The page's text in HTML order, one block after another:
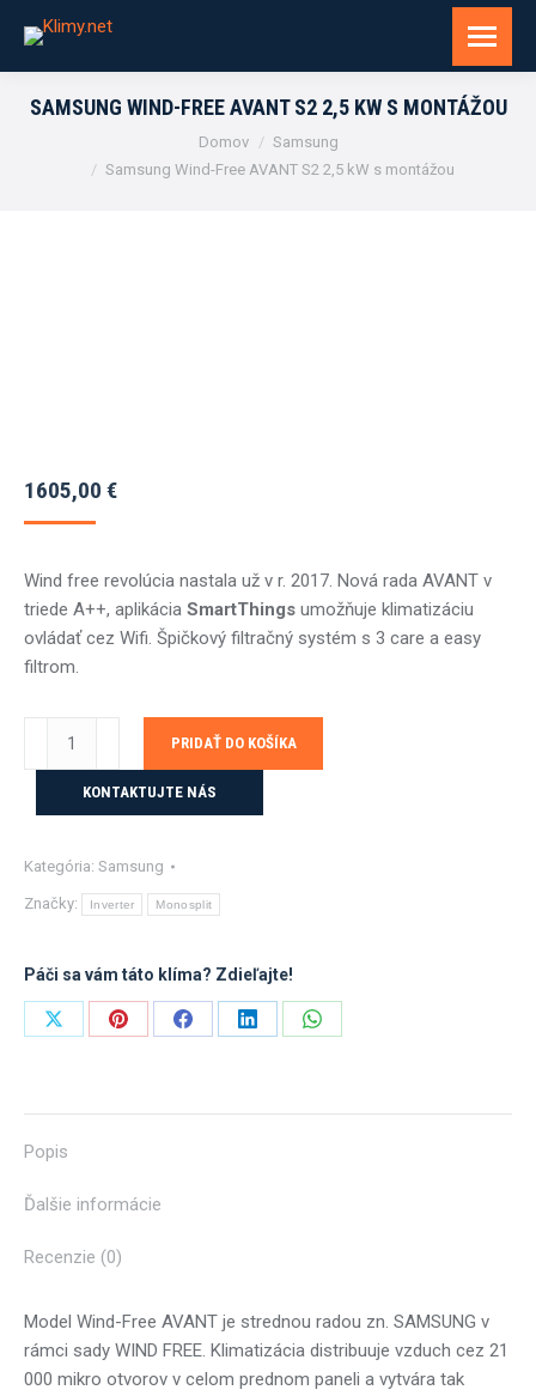
SAMSUNG WIND-FREE AVANT S2 2,5 KW S MONTÁŽOU
Domov
Samsung
Samsung Wind-Free AVANT S2 2,5 kW s montážou
1605,00 €
Wind free revolúcia nastala už v r. 2017. Nová rada AVANT v
triede A++, aplikácia SmartThings umožňuje klimatizáciu
ovládať cez Wifi. Špičkový filtračný systém s 3 care a easy
filtrom.
Free
S2
2,5
PRIDAŤ DO KOŠÍKA
KONTAKTUJTE NÁS
Kategória: Samsung
Značky: Inverter Monosplit
Páči sa vám táto klíma? Zdieľajte!
Share
Share
Share
Share
Share
Popis
Ďalšie informácie
Recenzie (0)
Model Wind-Free AVANT je strednou radou zn. SAMSUNG v
rámci sady WIND FREE. Klimatizácia distribuuje vzduch cez 21
000 mikro otvorov v celom prednom paneli a vytvára tak